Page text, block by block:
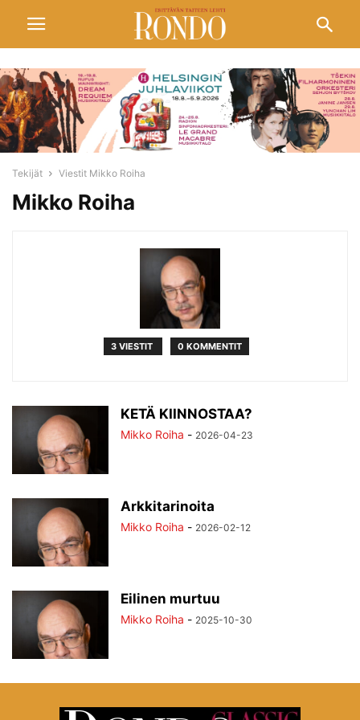
Tekijät Viestit Mikko Roiha
Mikko Roiha
3 VIESTIT 0 KOMMENTIT
KETÄ KIINNOSTAA?
Mikko Roiha - 2026-04-23
Arkkitarinoita
Mikko Roiha - 2026-02-12
Eilinen murtuu
Mikko Roiha - 2025-10-30